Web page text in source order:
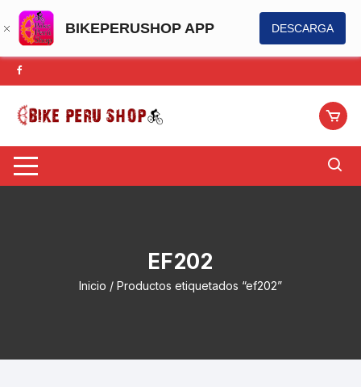
BIKEPERUSHOP APP DESCARGA
Saltar
al
contenido
EF202
Inicio / Productos etiquetados “ef202”